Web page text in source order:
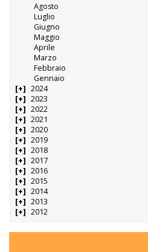
Agosto
Luglio
Giugno
Maggio
Aprile
Marzo
Febbraio
Gennaio
2024
2023
2022
2021
2020
2019
2018
2017
2016
2015
2014
2013
2012